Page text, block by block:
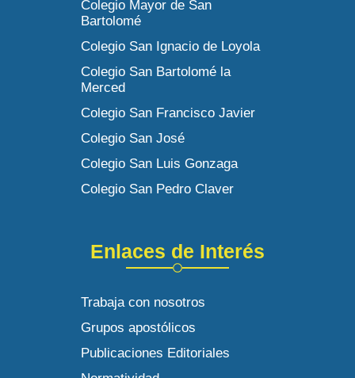
Colegio Mayor de San
Bartolomé
Colegio San Ignacio de Loyola
Colegio San Bartolomé la
Merced
Colegio San Francisco Javier
Colegio San José
Colegio San Luis Gonzaga
Colegio San Pedro Claver
Enlaces de Interés
Trabaja con nosotros
Grupos apostólicos
Publicaciones Editoriales